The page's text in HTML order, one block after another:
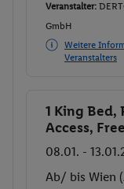
Veranstalter:
GmbH
Weitere
Veranstalters
Buchen
1 King Bed,
Access,
08.01. -
Ab/ bis Wien